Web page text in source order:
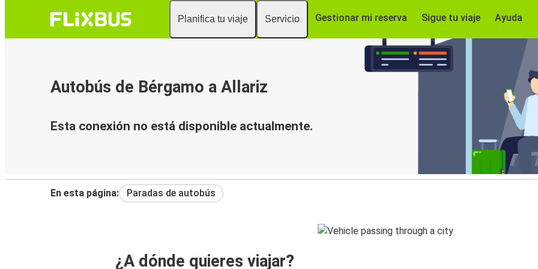
Planifica tu viaje Servicio Gestionar mi reserva Sigue tu viaje Ayuda
Autobús de Bérgamo a Allariz
Esta conexión no está disponible actualmente.
En esta página: Paradas de autobús
¿A dónde quieres viajar?